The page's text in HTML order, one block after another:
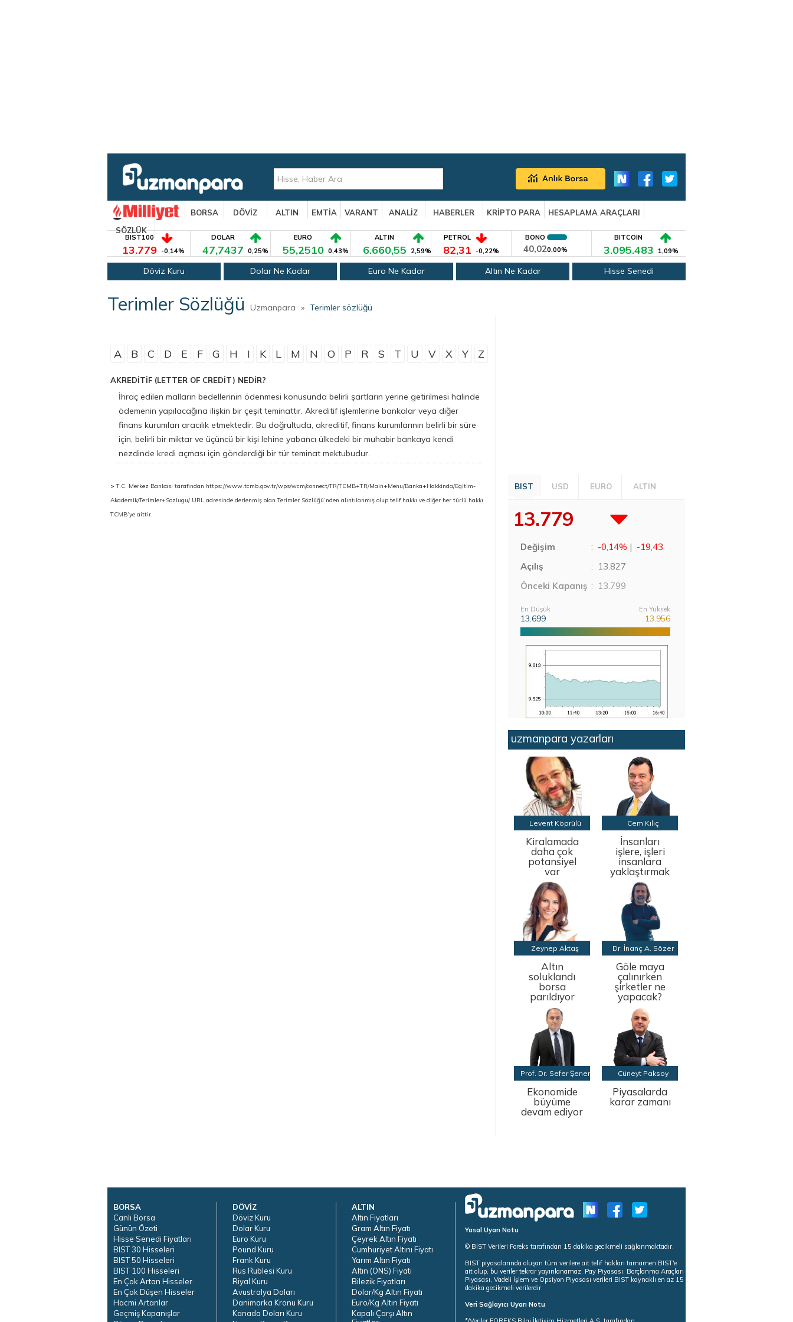
BORSA DÖVİZ ALTIN EMTİA VARANT ANALİZ HABERLER KRİPTO PARA
HESAPLAMA ARAÇLARI
SÖZLÜK
BIST100
13.779 -0,14%
DOLAR
47,7437 0,25%
EURO
55,2510 0,43%
ALTIN
6.660,55 2,59%
PETROL
82,31 -0,22%
BONO
40,020,00%
BITCOIN
3.095.483 1,09%
Döviz Kuru Dolar Ne Kadar Euro Ne Kadar Altın Ne Kadar Hisse Senedi
Terimler Sözlüğü Uzmanpara » Terimler sözlüğü
A B C D E F G H I K L M N O P R S T U V X Y Z
AKREDİTİF (LETTER OF CREDİT) NEDİR?
İhraç edilen malların bedellerinin ödenmesi konusunda belirli şartların yerine getirilmesi halinde
ödemenin yapılacağına ilişkin bir çeşit teminattır. Akreditif işlemlerine bankalar veya diğer
finans kurumları aracılık etmektedir. Bu doğrultuda, akreditif, finans kurumlarının belirli bir süre
için, belirli bir miktar ve üçüncü bir kişi lehine yabancı ülkedeki bir muhabir bankaya kendi
nezdinde kredi açması için gönderdiği bir tür teminat mektubudur.
> T.C. Merkez Bankası tarafından https://www.tcmb.gov.tr/wps/wcm/connect/TR/TCMB+TR/Main+Menu/Banka+Hakkinda/Egitim-
Akademik/Terimler+Sozlugu/ URL adresinde derlenmiş olan Terimler Sözlüğü’nden alıntılanmış olup telif hakkı ve diğer her türlü hakkı
TCMB’ye aittir.
BIST USD EURO ALTIN
13.779
Değişim : -0,14% | -19,43
Açılış
: 13.827
Önceki Kapanış : 13.799
En Düşük
13.699
En Yüksek
13.956
uzmanpara yazarları
Levent Köprülü
Kiralamada
daha çok
potansiyel
var
Cem Kılıç
İnsanları
işlere, işleri
insanlara
yaklaştırmak
Zeynep Aktaş
Altın
soluklandı
borsa
parıldıyor
Dr. İnanç A. Sözer
Göle maya
çalınırken
şirketler ne
yapacak?
Prof. Dr. Sefer Şener
Ekonomide
büyüme
devam ediyor
Cüneyt Paksoy
Piyasalarda
karar zamanı
BORSA
Canlı Borsa
Günün Özeti
Hisse Senedi Fiyatları
BIST 30 Hisseleri
BIST 50 Hisseleri
BIST 100 Hisseleri
En Çok Artan Hisseler
En Çok Düşen Hisseler
Hacmi Artanlar
Geçmiş Kapanışlar
DÖVİZ
Döviz Kuru
Dolar Kuru
Euro Kuru
Pound Kuru
Frank Kuru
Rus Rublesi Kuru
Riyal Kuru
Avustralya Doları
Danimarka Kronu Kuru
Kanada Doları Kuru
ALTIN
Altın Fiyatları
Gram Altın Fiyatı
Çeyrek Altın Fiyatı
Cumhuriyet Altını Fiyatı
Yarım Altın Fiyatı
Altın (ONS) Fiyatı
Bilezik Fiyatları
Dolar/Kg Altın Fiyatı
Euro/Kg Altın Fiyatı
Kapalı Çarşı Altın
Yasal Uyarı Notu
© BİST Verileri Foreks tarafından 15 dakika gecikmeli sağlanmaktadır.
BIST piyasalarında oluşan tüm verilere ait telif hakları tamamen BIST'e
ait olup, bu veriler tekrar yayınlanamaz. Pay Piyasası, Borçlanma Araçları
Piyasası, Vadeli İşlem ve Opsiyon Piyasası verileri BIST kaynaklı en az 15
dakika gecikmeli verilerdir.
Veri Sağlayıcı Uyarı Notu